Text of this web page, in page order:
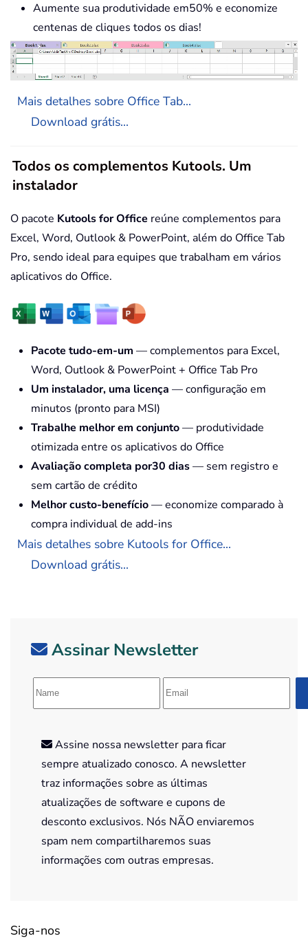
Aumente sua produtividade em50% e economize
centenas de cliques todos os dias!
Mais detalhes sobre Office Tab...
Download grátis...
Todos os complementos Kutools. Um
instalador
O pacote Kutools for Office reúne complementos para
Excel, Word, Outlook & PowerPoint, além do Office Tab
Pro, sendo ideal para equipes que trabalham em vários
aplicativos do Office.
Pacote tudo-em-um — complementos para Excel,
Word, Outlook & PowerPoint + Office Tab Pro
Um instalador, uma licença — configuração em
minutos (pronto para MSI)
Trabalhe melhor em conjunto— produtividade
otimizada entre os aplicativos do Office
Avaliação completa por30 dias— sem registro e
sem cartão de crédito
Melhor custo-benefício— economize comparado à
compra individual de add-ins
Mais detalhes sobre Kutools for Office...
Download grátis...
Assinar Newsletter
Assine nossa newsletter para ficar
sempre atualizado conosco. A newsletter
traz informações sobre as últimas
atualizações de software e cupons de
desconto exclusivos. Nós NÃO enviaremos
spam nem compartilharemos suas
informações com outras empresas.
Siga-nos